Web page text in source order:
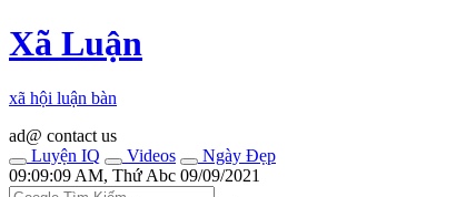
Xã Luận
xã hội luận bàn
ad@ contact us
Luyện IQ
Videos
Ngày Đẹp
09:09:09 AM, Thứ Abc 09/09/2021